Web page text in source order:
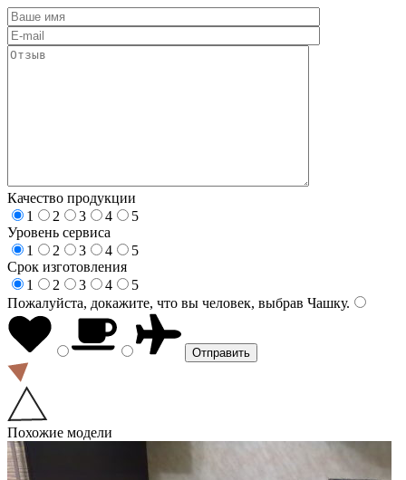
Качество продукции
1
2 3 4
5
Уровень сервиса
1
2 3 4
5
Срок изготовления
1
2 3 4
5
Пожалуйста, докажите, что вы человек, выбрав Чашку.
Похожие модели